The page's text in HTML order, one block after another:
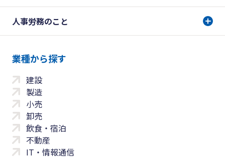
人事労務のこと
業種から探す
建設
製造
小売
卸売
飲食・宿泊
不動産
IT・情報通信